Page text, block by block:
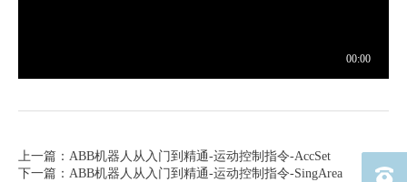
上一篇：ABB机器人从入门到精通-运动控制指令-AccSet
下一篇：ABB机器人从入门到精通-运动控制指令-SingArea
电话